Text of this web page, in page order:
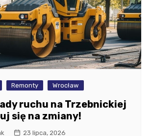
Remonty Wrocław
ruchu na Trzebnickiej
się na zmiany!
23 lipca, 2026